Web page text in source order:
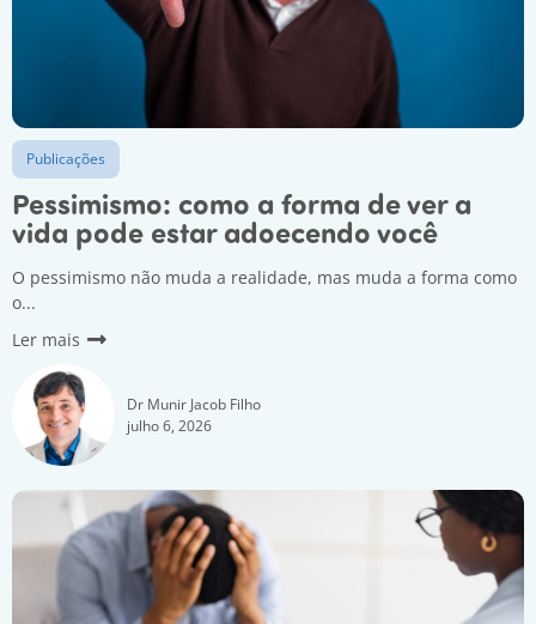
Publicações
Pessimismo: como a forma de ver a
vida pode estar adoecendo você
O pessimismo não muda a realidade, mas muda a forma como
o...
Ler mais
Dr Munir Jacob Filho
julho 6, 2026